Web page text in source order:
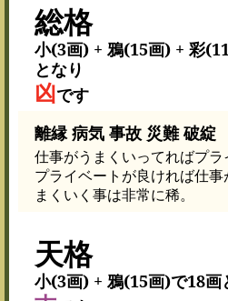
総格
小(3画) + 鴉(15画) + 彩
となり
凶です
離縁 病気 事故 災難 破綻
仕事がうまくいってればプ
プライベートが良ければ仕
まくいく事は非常に稀。
天格
小(3画) + 鴉(15画)で18画